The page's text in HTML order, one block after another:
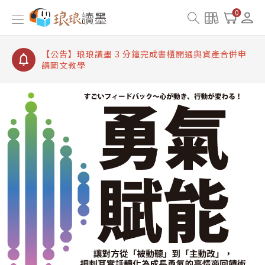
0
【公告】琅琅讀墨書櫃開通常見問題
【公告】琅琅讀墨 3 分鐘完成書櫃開通與資產合併申
【公告】琅琅書店服務升級重要說明及資產合併結果
查詢